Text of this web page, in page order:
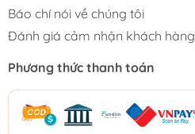
Báo chí nói về chúng tôi
Đánh giá cảm nhận khách hàng
Phương thức thanh toán